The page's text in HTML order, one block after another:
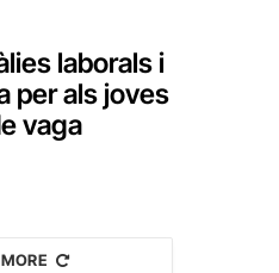
laborals i
per als joves
vaga